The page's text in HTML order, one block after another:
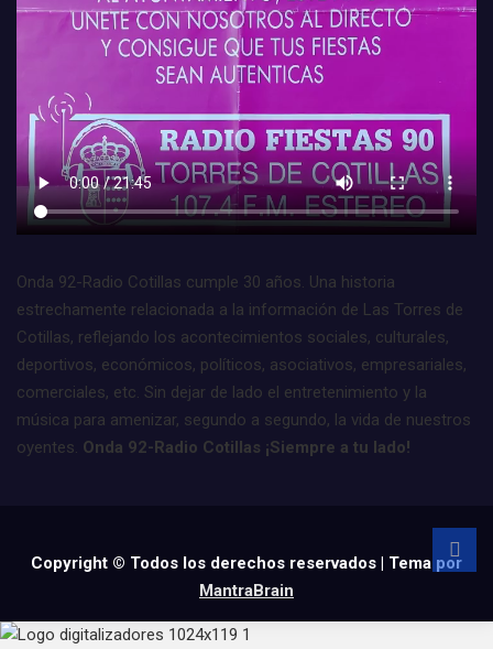
Onda 92-Radio Cotillas cumple 30 años. Una historia
estrechamente relacionada a la información de Las Torres de
Cotillas, reflejando los acontecimientos sociales, culturales,
deportivos, económicos, políticos, asociativos, empresariales,
comerciales, etc. Sin dejar de lado el entretenimiento y la
música para amenizar, segundo a segundo, la vida de nuestros
oyentes. Onda 92-Radio Cotillas ¡Siempre a tu lado!
Copyright © Todos los derechos reservados | Tema por
MantraBrain